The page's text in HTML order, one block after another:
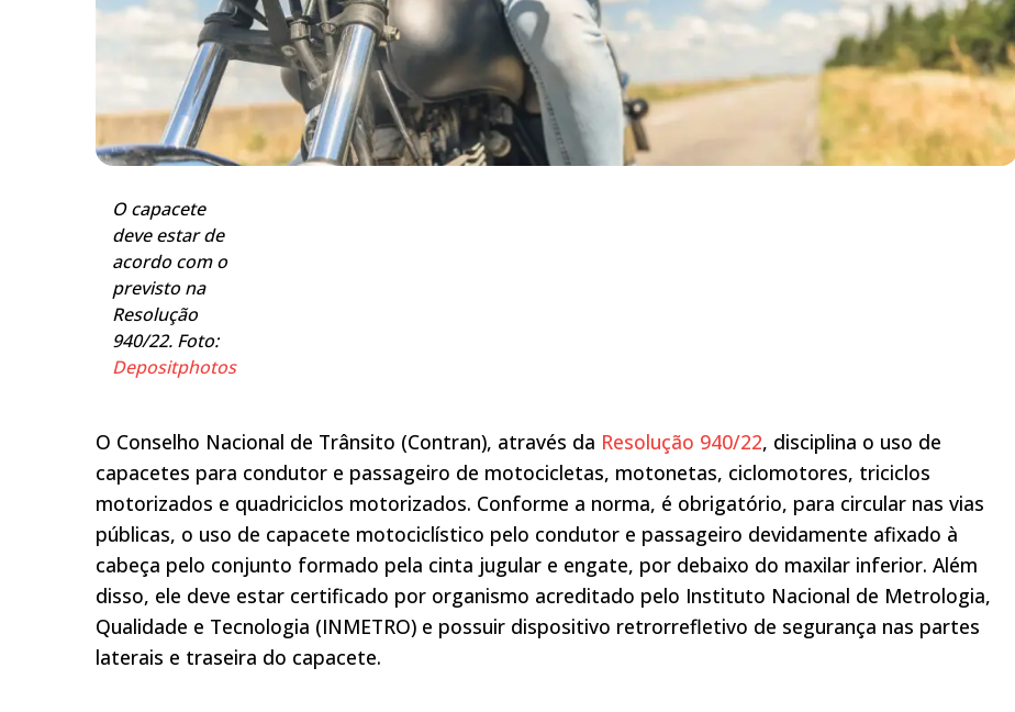
O capacete
deve estar de
acordo com o
previsto na
Resolução
940/22. Foto:
Depositphotos
O Conselho Nacional de Trânsito (Contran), através da Resolução 940/22, disciplina o uso de
capacetes para condutor e passageiro de motocicletas, motonetas, ciclomotores, triciclos
motorizados e quadriciclos motorizados. Conforme a norma, é obrigatório, para circular nas vias
públicas, o uso de capacete motociclístico pelo condutor e passageiro devidamente afixado à
cabeça pelo conjunto formado pela cinta jugular e engate, por debaixo do maxilar inferior. Além
disso, ele deve estar certificado por organismo acreditado pelo Instituto Nacional de Metrologia,
Qualidade e Tecnologia (INMETRO) e possuir dispositivo retrorrefletivo de segurança nas partes
laterais e traseira do capacete.